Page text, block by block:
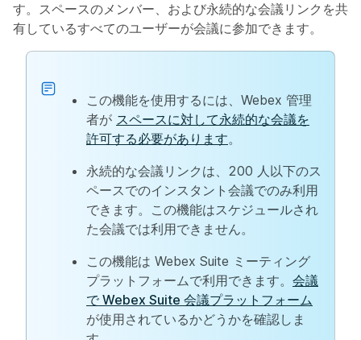
す。スペースのメンバー、および永続的な会議リンクを共
有しているすべてのユーザーが会議に参加できます。
この機能を使用するには、Webex 管理
者が スペースに対して永続的な会議を
許可する必要があります。
永続的な会議リンクは、200 人以下のス
ペースでのインスタント会議でのみ利用
できます。この機能はスケジュールされ
た会議では利用できません。
この機能は Webex Suite ミーティング
プラットフォームで利用できます。 会議
で Webex Suite 会議プラットフォーム
が使用されているかどうかを確認しま